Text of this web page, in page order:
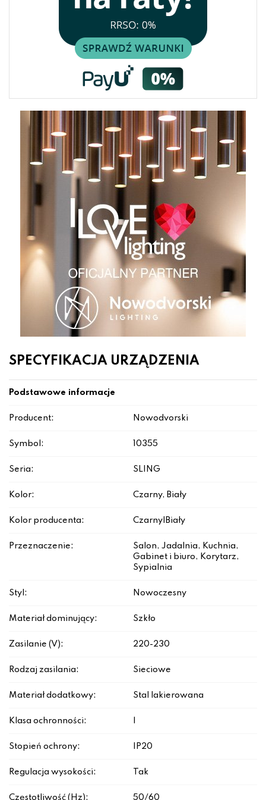
SPECYFIKACJA URZĄDZENIA
Podstawowe informacje
Producent: Nowodvorski
Symbol: 10355
Seria: SLING
Kolor: Czarny, Biały
Kolor producenta: Czarny|Biały
Przeznaczenie:
Salon, Jadalnia, Kuchnia,
Gabinet i biuro, Korytarz,
Sypialnia
Styl: Nowoczesny
Materiał dominujący: Szkło
Zasilanie (V): 220-230
Rodzaj zasilania: Sieciowe
Materiał dodatkowy: Stal lakierowana
Klasa ochronności:
Stopień ochrony: IP20
Regulacja wysokości: Tak
Częstotliwość (Hz): 50/60